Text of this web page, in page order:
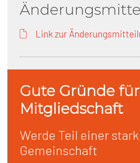
Link zur
Gute Gründe
Mitgliedschaft
Werde Teil einer
Gemeinschaft